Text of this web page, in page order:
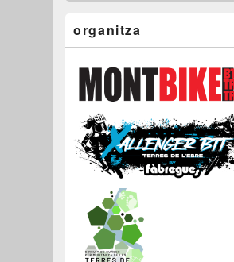
organitza